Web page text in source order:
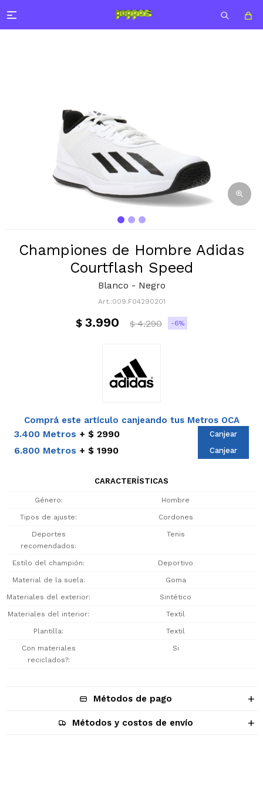

Championes de Hombre Adidas
Courtflash Speed
Blanco - Negro
009.F04290201
$ 3.990 $ 4.290 6
Comprá este artículo canjeando tus Metros OCA
3.400 Metros $ 2990 Canjear
6.800 Metros $ 1990 Canjear
CARACTERÍSTICAS
Género Hombre
Tipos de ajuste Cordones
Deportes
recomendados
Tenis
Estilo del champión Deportivo
Material de la suela Goma
Materiales del exterior Sintético
Materiales del interior Textil
Plantilla Textil
Con materiales
reciclados?
Si
Métodos de pago
Métodos y costos de envío